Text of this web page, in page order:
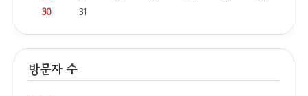
30
31
방문자 수